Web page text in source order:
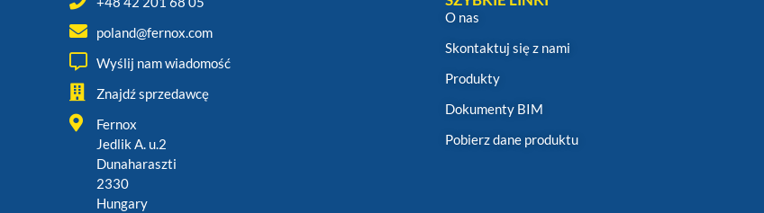
poland@fernox.com
Wyślij nam wiadomość
Znajdź sprzedawcę
Fernox
Jedlik A. u.2
Dunaharaszti
2330
Hungary
O nas
Skontaktuj się z nami
Produkty
Dokumenty BIM
Pobierz dane produktu